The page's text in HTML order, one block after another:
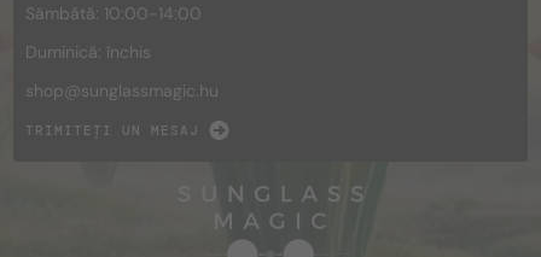
Sâmbătă: 10:00-14:00
Duminică: închis
shop@sunglassmagic.hu
TRIMITEȚI UN MESAJ